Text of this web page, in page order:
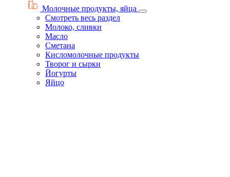
Молочные продукты, яйца
Смотреть весь раздел
Молоко, сливки
Масло
Сметана
Кисломолочные продукты
Творог и сырки
Йогурты
Яйцо